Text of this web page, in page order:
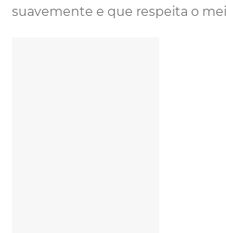
suavemente e que respeita o